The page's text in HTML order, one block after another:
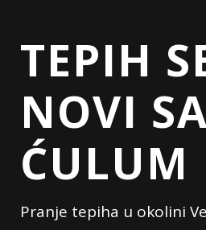
TEPIH
NOVI
ĆULUM
Pranje tepiha u okolini